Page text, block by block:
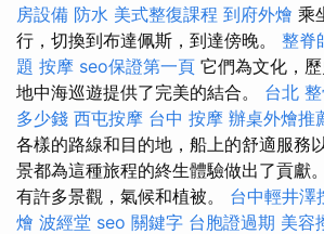
房設備 防水 美式整復課程 到府外燴 乘
行，切換到布達佩斯，到達傍晚。 整脊
題 按摩 seo保證第一頁 它們為文化，
地中海巡遊提供了完美的結合。 台北
多少錢 西屯按摩 台中 按摩 辦桌外燴推
各樣的路線和目的地，船上的舒適服務
景都為這種旅程的終生體驗做出了貢獻
有許多景觀，氣候和植被。 台中輕井澤
燴 波經堂 seo 關鍵字 台胞證過期 美容